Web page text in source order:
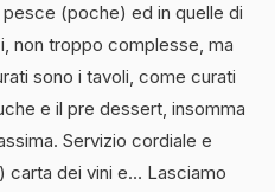
(poche) ed in quelle di
non troppo complesse, ma
sono i tavoli, come curati
e il pre dessert, insomma
Servizio cordiale e
carta dei vini e… Lasciamo